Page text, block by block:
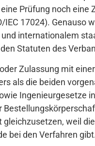
Prüfung noch
IEC 17024).
internationalem
Statuten des
Zulassung mit
als die beiden
Ingenieurgesetze
gleichzusetzen, weil
bei den Verfahren